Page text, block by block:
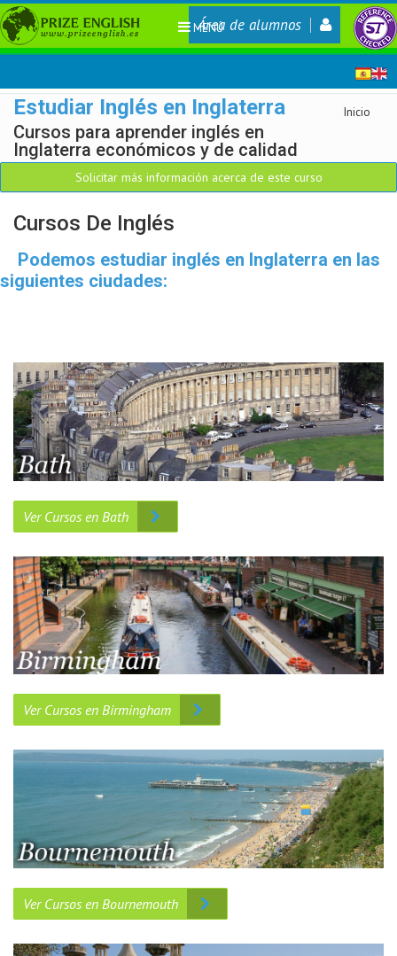
Área de alumnos
MENÚ
Inicio
Estudiar Inglés en Inglaterra
Cursos para aprender inglés en
Inglaterra económicos y de calidad
Solicitar más información acerca de este curso
Cursos De Inglés
Podemos estudiar inglés en Inglaterra en las
siguientes ciudades:
Ver Cursos en Bath
Ver Cursos en Birmingham
Ver Cursos en Bournemouth